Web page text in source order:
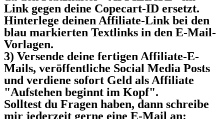
Link gegen deine Copecart-ID ersetzt.
Hinterlege deinen Affiliate-Link bei den
blau markierten Textlinks in den E-Mail-
Vorlagen.
3) Versende deine fertigen Affiliate-E-
Mails, veröffentliche Social Media Posts
und verdiene sofort Geld als Affiliate
"Aufstehen beginnt im Kopf".
Solltest du Fragen haben, dann schreibe
mir jederzeit gerne eine E-Mail an: